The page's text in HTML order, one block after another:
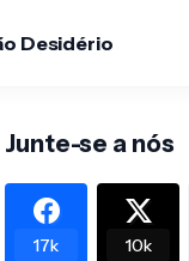
Desidério
Junte-se a nós
17k 10k